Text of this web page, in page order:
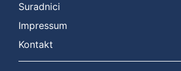
Suradnici
Impressum
Kontakt